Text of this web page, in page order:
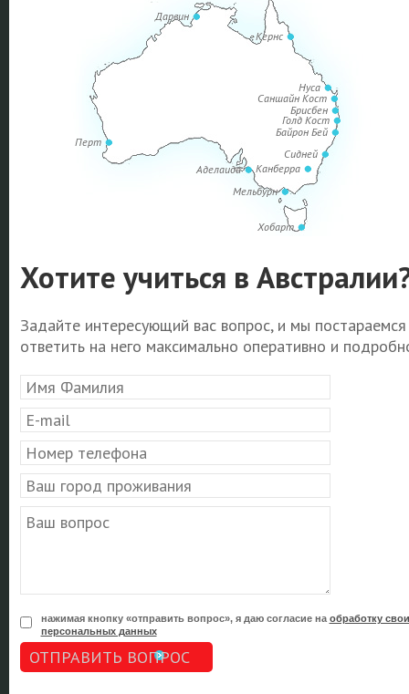
Сидней
Аделаида
Байрон Бей
Брисбен
Голд Кост
Канберра
Кернс
Мельбурн
Перт
Саншайн Кост
Хобарт
Нуса
Дарвин
Хотите учиться в
Задайте интересующий вас вопрос, и мы постараемся
ответить на него максимально оперативно и
нажимая кнопку «отправить вопрос», я даю согласие на обработку
персональных данных
ОТПРАВИТЬ ВОПРОС